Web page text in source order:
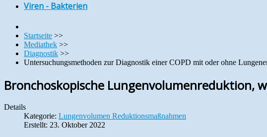
Viren - Bakterien
Startseite >>
Mediathek >>
Diagnostik >>
Untersuchungsmethoden zur Diagnostik einer COPD mit oder ohne
Bronchoskopische Lungenvolumenreduktion,
Details
Kategorie: Lungenvolumen Reduktionsmaßnahmen
Erstellt: 23. Oktober 2022